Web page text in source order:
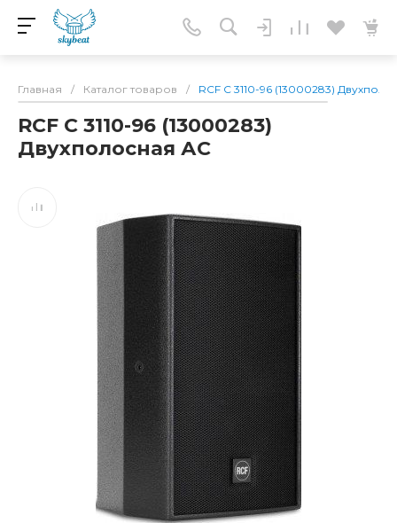
Главная / Каталог товаров / RCF C 3110-96 (13000283)
RCF C 3110-96 (13000283)
Двухполосная АС